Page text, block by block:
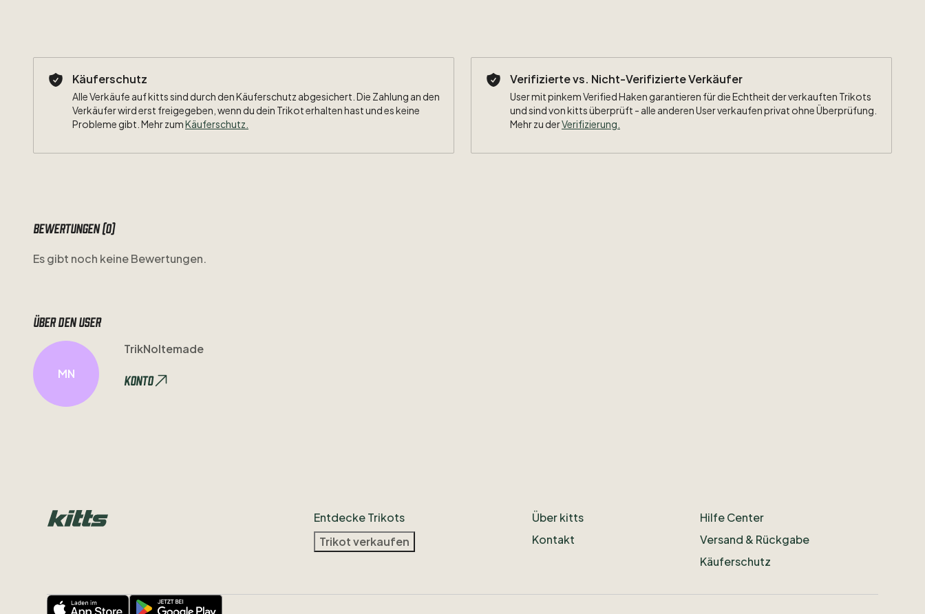
Käuferschutz
Alle Verkäufe auf kitts sind durch den Käuferschutz abgesichert. Die Zahlung an den
Verkäufer wird erst freigegeben, wenn du dein Trikot erhalten hast und es keine
Probleme gibt. Mehr zumKäuferschutz
Verifizierte vs. Nicht-Verifizierte Verkäufer
User mit pinkem Verified Haken garantieren für die Echtheit der verkauften Trikots
und sind von kitts überprüft - alle anderen User verkaufen privat ohne Überprüfung.
Mehr zu derVerifizierung.
Bewertungen (0)
Es gibt noch keine Bewertungen.
Über den user
MN
TrikNoltemade
Konto
Entdecke Trikots
Trikot verkaufen
Über kitts
Kontakt
Hilfe Center
Versand & Rückgabe
Käuferschutz